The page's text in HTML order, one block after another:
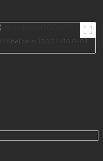
Möbelbein I3004-100-01